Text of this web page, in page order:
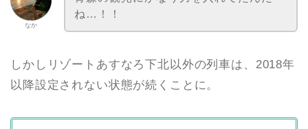
なか
ね…！！
しかしリゾートあすなろ下北以外の列車は、2018年
以降設定されない状態が続くことに。